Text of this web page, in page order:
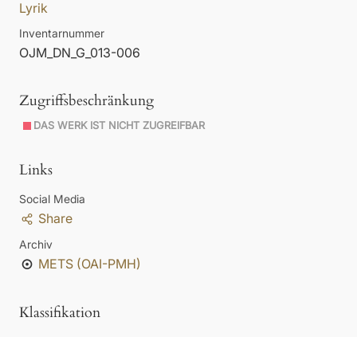
Lyrik
Inventarnummer
OJM_DN_G_013-006
Zugriffsbeschränkung
DAS WERK IST NICHT ZUGREIFBAR
Links
Social Media
Share
Archiv
METS (OAI-PMH)
Klassifikation